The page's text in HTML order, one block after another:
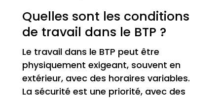
Quelles sont les conditions
de travail dans le BTP ?
Le travail dans le BTP peut être
physiquement exigeant, souvent en
extérieur, avec des horaires variables.
La sécurité est une priorité, avec des